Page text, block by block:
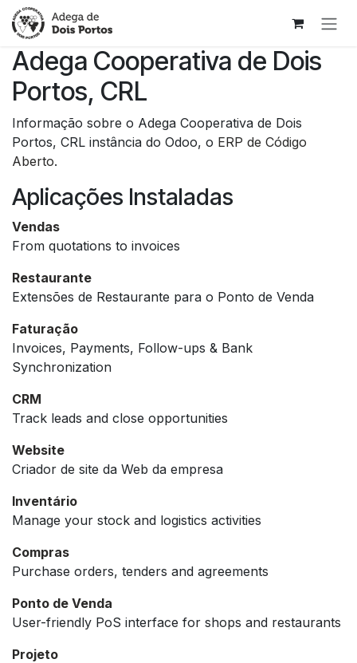
Skip to Content
Adega Cooperativa de Dois
Portos, CRL
Informação sobre o Adega Cooperativa de Dois
Portos, CRL instância do Odoo, o ERP de Código
Aberto.
Aplicações Instaladas
Vendas
From quotations to invoices
Restaurante
Extensões de Restaurante para o Ponto de Venda
Faturação
Invoices, Payments, Follow-ups & Bank
Synchronization
CRM
Track leads and close opportunities
Website
Criador de site da Web da empresa
Inventário
Manage your stock and logistics activities
Compras
Purchase orders, tenders and agreements
Ponto de Venda
User-friendly PoS interface for shops and restaurants
Projeto